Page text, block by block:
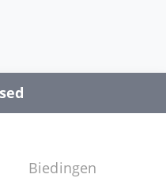
Biedingen